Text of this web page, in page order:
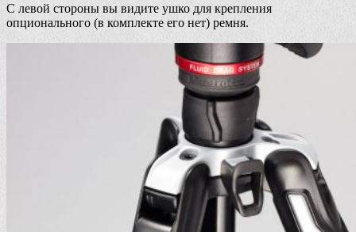
С левой стороны вы видите ушко для крепления
опционального (в комплекте его нет) ремня.